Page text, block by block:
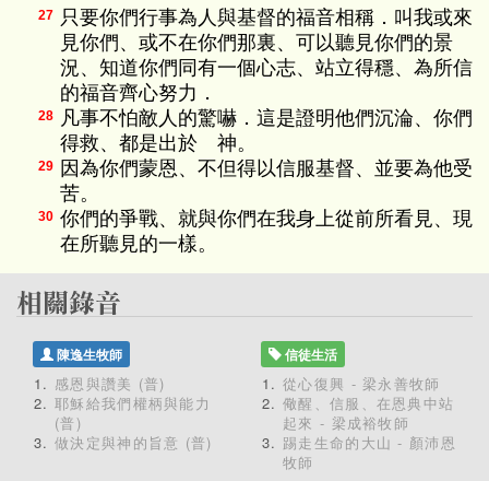
27 只要你們行事為人與基督的福音相稱．叫我或來
見你們、或不在你們那裏、可以聽見你們的景
況、知道你們同有一個心志、站立得穩、為所信
的福音齊心努力．
28 凡事不怕敵人的驚嚇．這是證明他們沉淪、你們
得救、都是出於 神。
29
因為你們蒙恩、不但得以信服基督、並要為他受
苦。
30 你們的爭戰、就與你們在我身上從前所看見、現
在所聽見的一樣。
陳逸生牧師
感恩與讚美 (普)
耶穌給我們權柄與能力
(普)
做決定與神的旨意 (普)
信徒生活
從心復興 - 梁永善牧師
儆醒、信服、在恩典中站
起來 - 梁成裕牧師
踢走生命的大山 - 顏沛恩
牧師